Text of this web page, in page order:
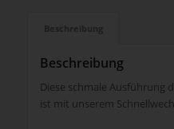
Beschreibung
Diese schmale Ausführung
ist mit unserem